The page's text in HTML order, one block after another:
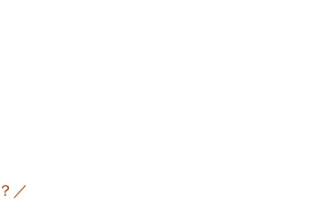
／